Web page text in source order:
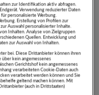
- weniger
Haare
Solarium
verlangsamter
ersten
zur Identifikation aktiv abfragen.
Verwendung reduzierter Daten
personalisierte Werbung.
Erstellung von Profilen zur
Auswahl personalisierter Inhalte.
Inhalten. Analyse von Zielgruppen
Quellen. Entwicklung und
zur Auswahl von Inhalten.
bei. Diese Drittanbieter können ihren
über kein angemessenes
Gerichtshof kein angemessenes
verarbeiteten Cookie-Daten auch
verarbeitet werden können und Sie
geltend machen können. Mit
(auch in Drittstaaten)